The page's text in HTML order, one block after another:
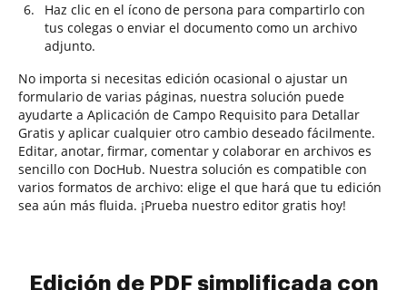
Haz clic en el ícono de persona para compartirlo con
tus colegas o enviar el documento como un archivo
adjunto.
No importa si necesitas edición ocasional o ajustar un
formulario de varias páginas, nuestra solución puede
ayudarte a Aplicación de Campo Requisito para Detallar
Gratis y aplicar cualquier otro cambio deseado fácilmente.
Editar, anotar, firmar, comentar y colaborar en archivos es
sencillo con DocHub. Nuestra solución es compatible con
varios formatos de archivo: elige el que hará que tu edición
sea aún más fluida. ¡Prueba nuestro editor gratis hoy!
Edición de PDF simplificada con